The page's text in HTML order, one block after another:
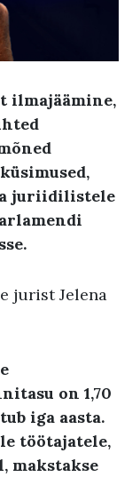
ilmajäämine,
juriidilistele
jurist Jelena
on 1,70
iga aasta.
töötajatele,
makstakse